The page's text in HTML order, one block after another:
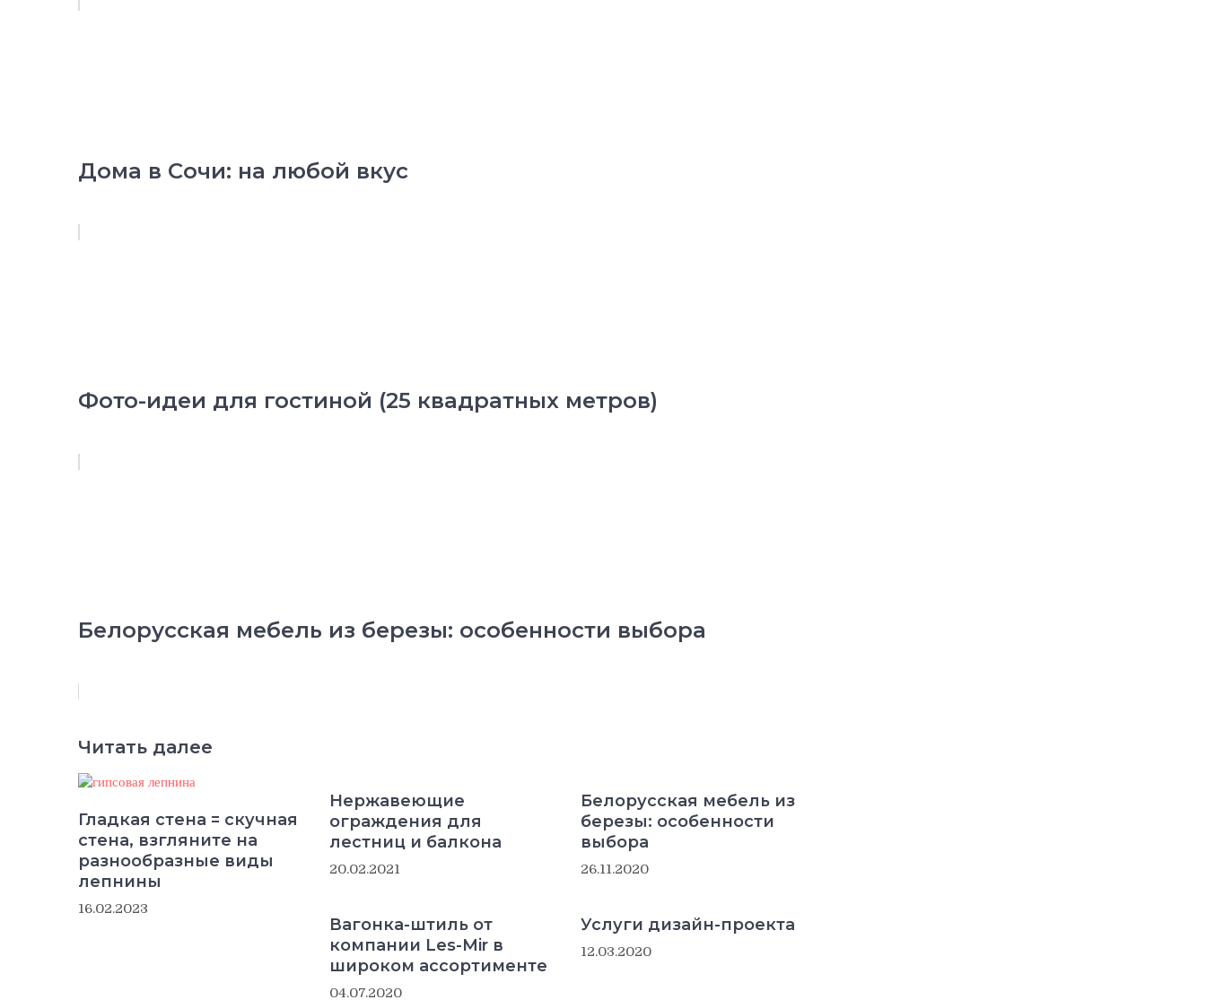
Дома в Сочи: на любой вкус
Фото-идеи для гостиной (25 квадратных метров)
Белорусская мебель из березы: особенности выбора
Читать далее
Гладкая стена = скучная
стена, взгляните на
разнообразные виды
лепнины
16.02.2023
Нержавеющие
ограждения для
лестниц и балкона
20.02.2021
Белорусская мебель из
березы: особенности
выбора
26.11.2020
Вагонка-штиль от
компании Les-Mir в
широком ассортименте
04.07.2020
Услуги дизайн-проекта
12.03.2020